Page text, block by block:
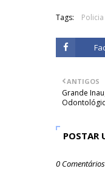
Tags:
ANTIGOS
Grande
POSTAR
0 Comentários